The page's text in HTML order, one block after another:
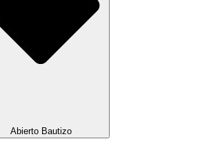
Abierto Bautizo